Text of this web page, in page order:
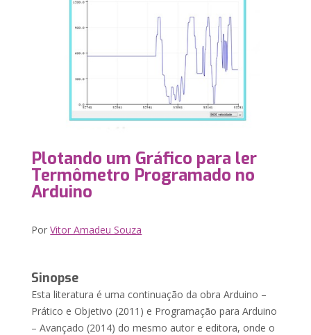
Plotando um Gráfico para ler
Termômetro Programado no
Arduino
PorVitor Amadeu Souza
Sinopse
Esta literatura é uma continuação da obra Arduino –
Prático e Objetivo (2011) e Programação para Arduino
– Avançado (2014) do mesmo autor e editora, onde o